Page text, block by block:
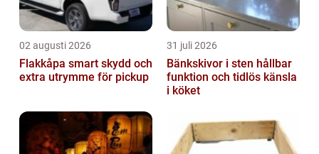
02 augusti 2026
Flakkåpa smart skydd och
extra utrymme för pickup
31 juli 2026
Bänkskivor i sten hållbar
funktion och tidlös känsla
i köket